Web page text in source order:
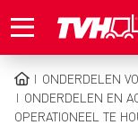
to
BREADCRUMB
ONDERDELEN
ONDERDELEN EN
OPERATIONEEL TE